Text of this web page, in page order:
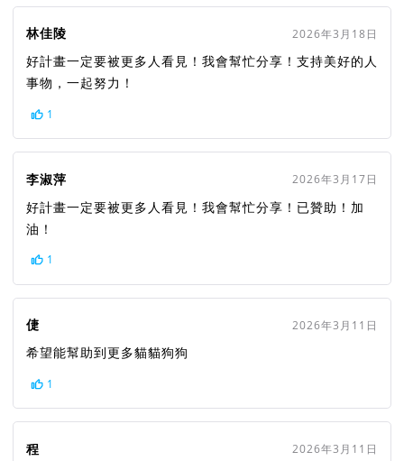
林佳陵 2026年3月18日
好計畫一定要被更多人看見！我會幫忙分享！支持美好的人
事物，一起努力！
1
李淑萍 2026年3月17日
好計畫一定要被更多人看見！我會幫忙分享！已贊助！加
油！
1
倢 2026年3月11日
希望能幫助到更多貓貓狗狗
1
程 2026年3月11日